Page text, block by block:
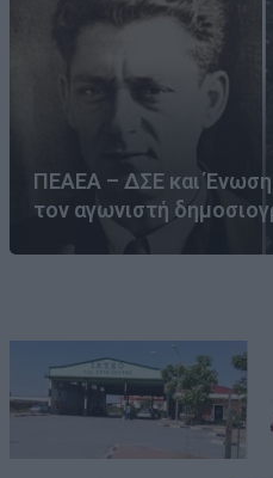
ΠΕΑΕΑ – ΔΣΕ και
τον αγωνιστή